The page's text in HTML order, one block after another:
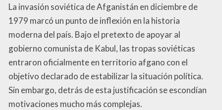
La invasión soviética de Afganistán en diciembre de
1979 marcó un punto de inflexión en la historia
moderna del país. Bajo el pretexto de apoyar al
gobierno comunista de Kabul, las tropas soviéticas
entraron oficialmente en territorio afgano con el
objetivo declarado de estabilizar la situación política.
Sin embargo, detrás de esta justificación se escondían
motivaciones mucho más complejas.